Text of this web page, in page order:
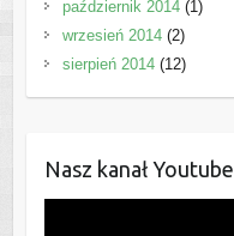
październik 2014(1)
wrzesień 2014(2)
sierpień 2014(12)
Nasz kanał Youtube